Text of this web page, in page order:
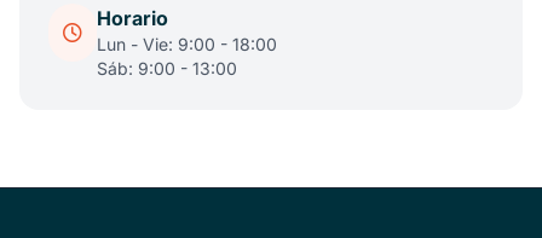
Horario
Lun - Vie: 9:00 - 18:00
Sáb: 9:00 - 13:00